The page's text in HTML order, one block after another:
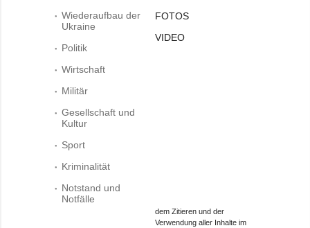
Wiederaufbau der
Ukraine
Politik
Wirtschaft
Militär
Gesellschaft und
Kultur
Sport
Kriminalität
Notstand und
Notfälle
FOTOS
VIDEO
dem Zitieren und der
Verwendung aller Inhalte im